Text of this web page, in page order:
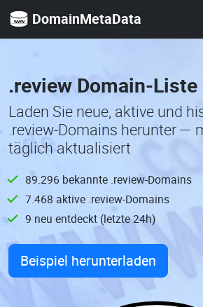
DomainMetaData
.review Domain-Liste
Laden Sie neue, aktive und
.review-Domains herunter —
täglich aktualisiert
89.296 bekannte .review-Domains
7.468 aktive .review-Domains
9 neu entdeckt (letzte 24h)
Beispiel herunterladen